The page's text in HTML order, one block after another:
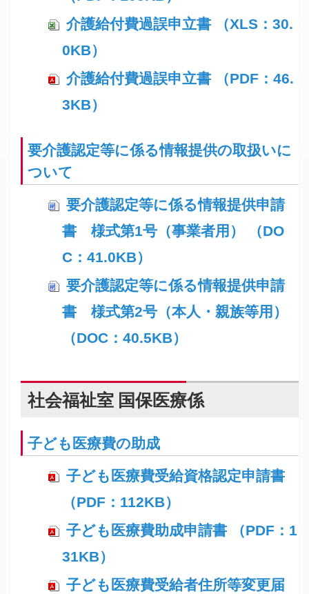
介護給付費過誤申立書 （XLS：30.
0KB）
介護給付費過誤申立書 （PDF：46.
3KB）
要介護認定等に係る情報提供の取扱いに
ついて
要介護認定等に係る情報提供申請
書 様式第1号（事業者用） （DO
C：41.0KB）
要介護認定等に係る情報提供申請
書 様式第2号（本人・親族等用）
（DOC：40.5KB）
社会福祉室 国保医療係
子ども医療費の助成
子ども医療費受給資格認定申請書
（PDF：112KB）
子ども医療費助成申請書 （PDF：1
31KB）
子ども医療費受給者住所等変更届